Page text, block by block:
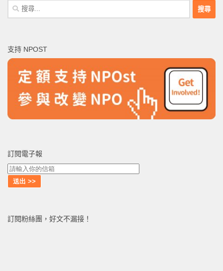
搜
尋
字:
支持 NPOST
訂閱電子報
訂閱粉絲團，好文不漏接！